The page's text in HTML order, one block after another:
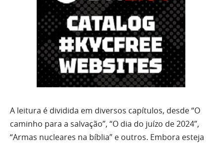
A leitura é dividida em diversos capítulos, desde “O
caminho para a salvação”, “O dia do juízo de 2024”,
“Armas nucleares na bíblia” e outros. Embora esteja